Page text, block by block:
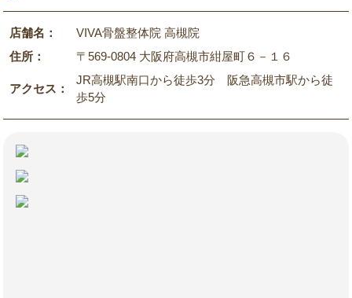
店舗名：
VIVA骨盤整体院 高槻院
住所：
〒569-0804 大阪府高槻市紺屋町６－１６
アクセス：
JR高槻駅南口から徒歩3分 阪急高槻市駅から徒
歩5分